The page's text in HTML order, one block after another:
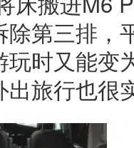
第三排，
时又能变
旅行也很